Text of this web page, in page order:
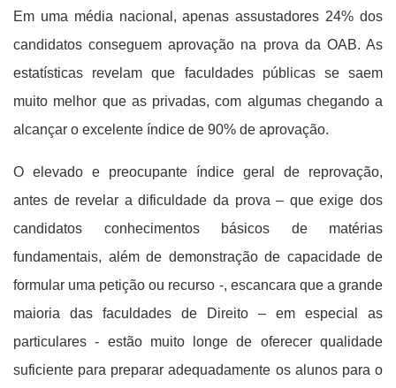
Em uma média nacional, apenas assustadores 24% dos
candidatos conseguem aprovação na prova da OAB. As
estatísticas revelam que faculdades públicas se saem
muito melhor que as privadas, com algumas chegando a
alcançar o excelente índice de 90% de aprovação.
O elevado e preocupante índice geral de reprovação,
antes de revelar a dificuldade da prova – que exige dos
candidatos conhecimentos básicos de matérias
fundamentais, além de demonstração de capacidade de
formular uma petição ou recurso -, escancara que a grande
maioria das faculdades de Direito – em especial as
particulares - estão muito longe de oferecer qualidade
suficiente para preparar adequadamente os alunos para o